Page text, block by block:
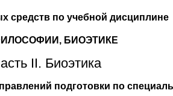
средств по учебной дисциплине
БИОЭТИКЕ
II. Биоэтика
подготовки по